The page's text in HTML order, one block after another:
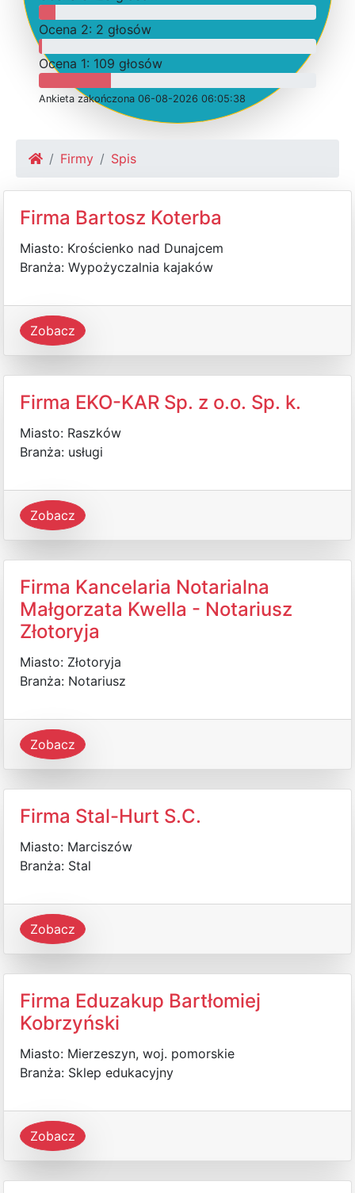
Ocena 2: 2 głosów
Ocena 1: 109 głosów
Ankieta zakończona 06-08-2026 06:05:38
Firmy Spis
Firma Bartosz Koterba
Miasto: Krościenko nad Dunajcem
Branża: Wypożyczalnia kajaków
Zobacz
Firma EKO-KAR Sp. z o.o. Sp. k.
Miasto: Raszków
Branża: usługi
Zobacz
Firma Kancelaria Notarialna
Małgorzata Kwella - Notariusz
Złotoryja
Miasto: Złotoryja
Branża: Notariusz
Zobacz
Firma Stal-Hurt S.C.
Miasto: Marciszów
Branża: Stal
Zobacz
Firma Eduzakup Bartłomiej
Kobrzyński
Miasto: Mierzeszyn, woj. pomorskie
Branża: Sklep edukacyjny
Zobacz